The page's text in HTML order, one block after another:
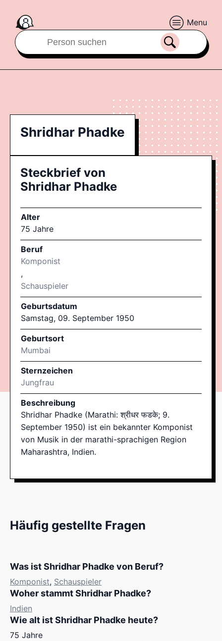
Menu
Shridhar Phadke
Steckbrief von
Shridhar Phadke
Alter
75 Jahre
Beruf
Komponist
,
Schauspieler
Geburtsdatum
Samstag, 09. September 1950
Geburtsort
Mumbai
Sternzeichen
Jungfrau
Beschreibung
Shridhar Phadke (Marathi: श्रीधर फडके; 9.
September 1950) ist ein bekannter Komponist
von Musik in der marathi-sprachigen Region
Maharashtra, Indien.
Häufig gestellte Fragen
Was ist Shridhar Phadke von Beruf?
Komponist, Schauspieler
Woher stammt Shridhar Phadke?
Indien
Wie alt ist Shridhar Phadke heute?
75 Jahre